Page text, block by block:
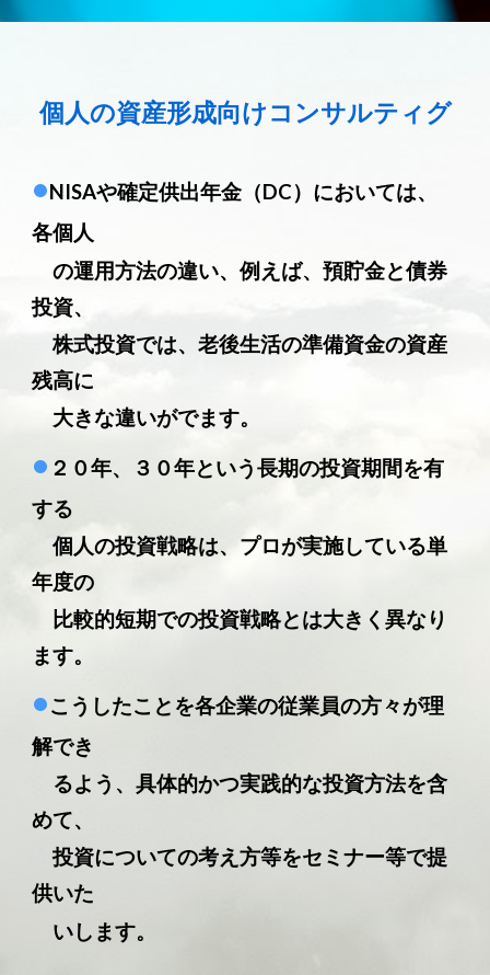
個人の資産形成向けコンサルティグ
•NISAや確定供出年金（DC）においては、
各個人
の運用方法の違い、例えば、預貯金と債券
投資、
株式投資では、老後生活の準備資金の資産
残高に
大きな違いがでます。
• ２０年、３０年という長期の投資期間を有
する
個人の投資戦略は、プロが実施している単
年度の
比較的短期での投資戦略とは大きく異なり
ます。
•こうしたことを各企業の従業員の方々が理
解でき
るよう、具体的かつ実践的な投資方法を含
めて、
投資についての考え方等をセミナー等で提
供いた
いします。